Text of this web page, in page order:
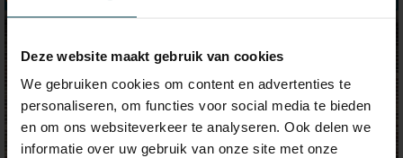
Deze website maakt gebruik van cookies
We gebruiken cookies om content en advertenties te
personaliseren, om functies voor social media te bieden
en om ons websiteverkeer te analyseren. Ook delen we
informatie over uw gebruik van onze site met onze